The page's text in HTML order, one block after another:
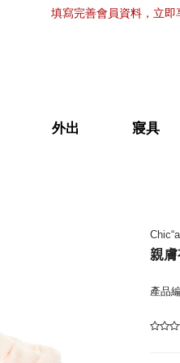
填寫完善會員資料，立即
外出 寢具
親
產品